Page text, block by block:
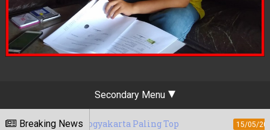
Secondary Menu
Breaking News
Yogyakarta Paling Top 15/05/2020 Berapa